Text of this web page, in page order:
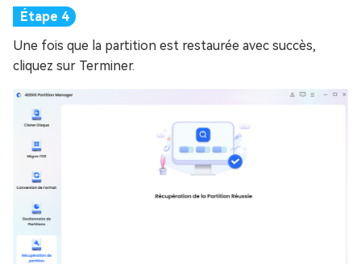
Une fois que la partition est restaurée avec succès,
cliquez sur Terminer.